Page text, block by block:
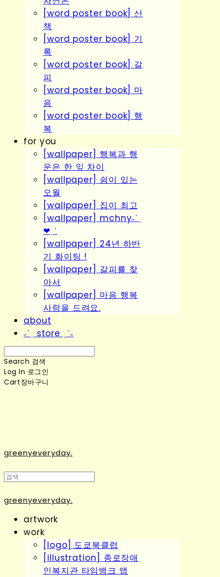
[word poster book] 산
책
[word poster book] 기
록
[word poster book] 갈
피
[word poster book] 마
음
[word poster book] 행
복
for you
[wallpaper] 행복과 행
운은 한 잎 차이
[wallpaper] 쉼이 있는
오월
[wallpaper] 집이 최고
[wallpaper] mchny˗ˋˏ
❤︎ˎˊ
[wallpaper] 24년 하반
기 화이팅 !
[wallpaper] 갈피를 찾
아서
[wallpaper] 마음 행복
사랑을 드려요.
about
˗ˋˏ store ˎˊ˗
Search 검색
Log In 로그인
Cart장바구니
greenyeveryday.
greenyeveryday.
artwork
work
[logo] 도쿄북클럽
[illustration] 종로장애
인복지관 타임뱅크 앱